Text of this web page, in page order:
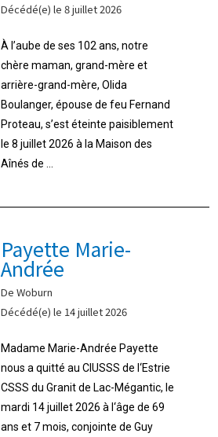
Décédé(e) le 8 juillet 2026
À l’aube de ses 102 ans, notre
chère maman, grand-mère et
arrière-grand-mère, Olida
Boulanger, épouse de feu Fernand
Proteau, s’est éteinte paisiblement
le 8 juillet 2026 à la Maison des
Aînés de ...
Payette Marie-
Andrée
De Woburn
Décédé(e) le 14 juillet 2026
Madame Marie-Andrée Payette
nous a quitté au CIUSSS de l‘Estrie
CSSS du Granit de Lac-Mégantic, le
mardi 14 juillet 2026 à l‘âge de 69
ans et 7 mois, conjointe de Guy